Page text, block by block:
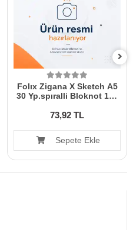
Folıx Zigana X Sketch A5
30 Yp.spıralli Bloknot 150
73,92 TL
Sepete Ekle